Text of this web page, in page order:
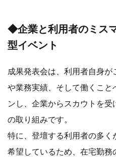
◆企業と利用者のミス
型イベント
成果発表会は、利用者自身
や業務実績、そして働くこ
ンし、企業からスカウトを
の取り組みです。
特に、登壇する利用者の多
希望しているため、在宅勤務